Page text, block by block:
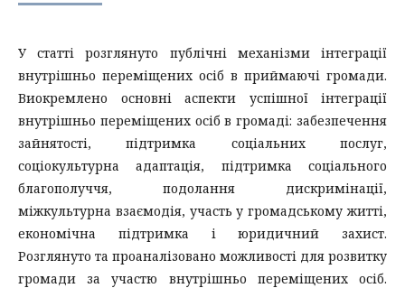
У статті розглянуто публічні механізми інтеграції
внутрішньо переміщених осіб в приймаючі громади.
Виокремлено основні аспекти успішної інтеграції
внутрішньо переміщених осіб в громаді: забезпечення
зайнятості, підтримка соціальних послуг,
соціокультурна адаптація, підтримка соціального
благополуччя, подолання дискримінації,
міжкультурна взаємодія, участь у громадському житті,
економічна підтримка і юридичний захист.
Розглянуто та проаналізовано можливості для розвитку
громади за участю внутрішньо переміщених осіб.